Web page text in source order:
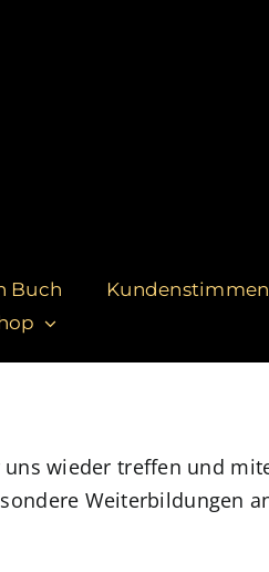
Buch
Kundenstimmen
wieder treffen und
Weiterbildungen